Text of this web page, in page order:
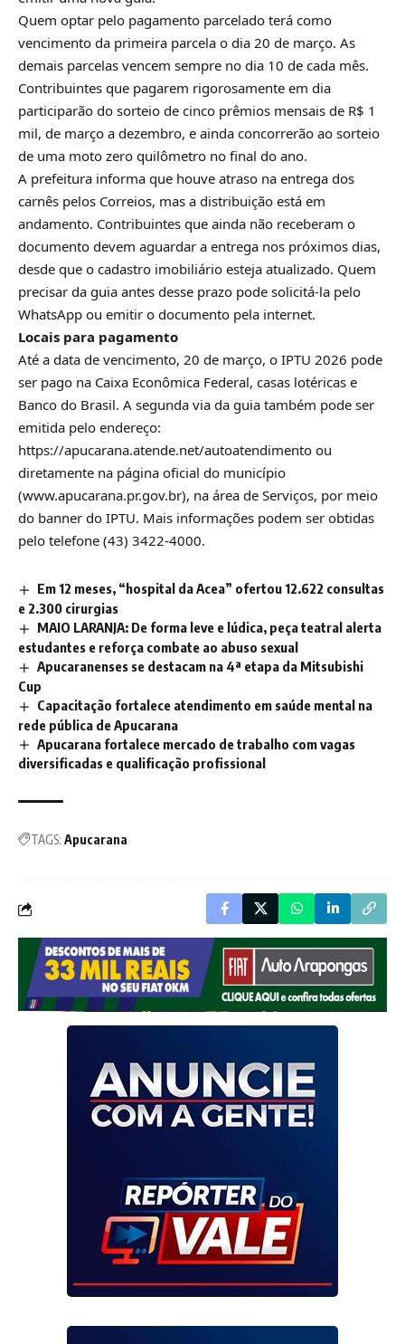
Quem optar pelo pagamento parcelado terá como
vencimento da primeira parcela o dia 20 de março. As
demais parcelas vencem sempre no dia 10 de cada mês.
Contribuintes que pagarem rigorosamente em dia
participarão do sorteio de cinco prêmios mensais de R$ 1
mil, de março a dezembro, e ainda concorrerão ao sorteio
de uma moto zero quilômetro no final do ano.
A prefeitura informa que houve atraso na entrega dos
carnês pelos Correios, mas a distribuição está em
andamento. Contribuintes que ainda não receberam o
documento devem aguardar a entrega nos próximos dias,
desde que o cadastro imobiliário esteja atualizado. Quem
precisar da guia antes desse prazo pode solicitá-la pelo
WhatsApp ou emitir o documento pela internet.
Locais para pagamento
Até a data de vencimento, 20 de março, o IPTU 2026 pode
ser pago na Caixa Econômica Federal, casas lotéricas e
Banco do Brasil. A segunda via da guia também pode ser
emitida pelo endereço:
https://apucarana.atende.net/autoatendimento ou
diretamente na página oficial do município
(www.apucarana.pr.gov.br), na área de Serviços, por meio
do banner do IPTU. Mais informações podem ser obtidas
pelo telefone (43) 3422-4000.
Em 12 meses, “hospital da Acea” ofertou 12.622 consultas
e 2.300 cirurgias
MAIO LARANJA: De forma leve e lúdica, peça teatral alerta
estudantes e reforça combate ao abuso sexual
Apucaranenses se destacam na 4ª etapa da Mitsubishi
Cup
Capacitação fortalece atendimento em saúde mental na
rede pública de Apucarana
Apucarana fortalece mercado de trabalho com vagas
diversificadas e qualificação profissional
TAGS: Apucarana